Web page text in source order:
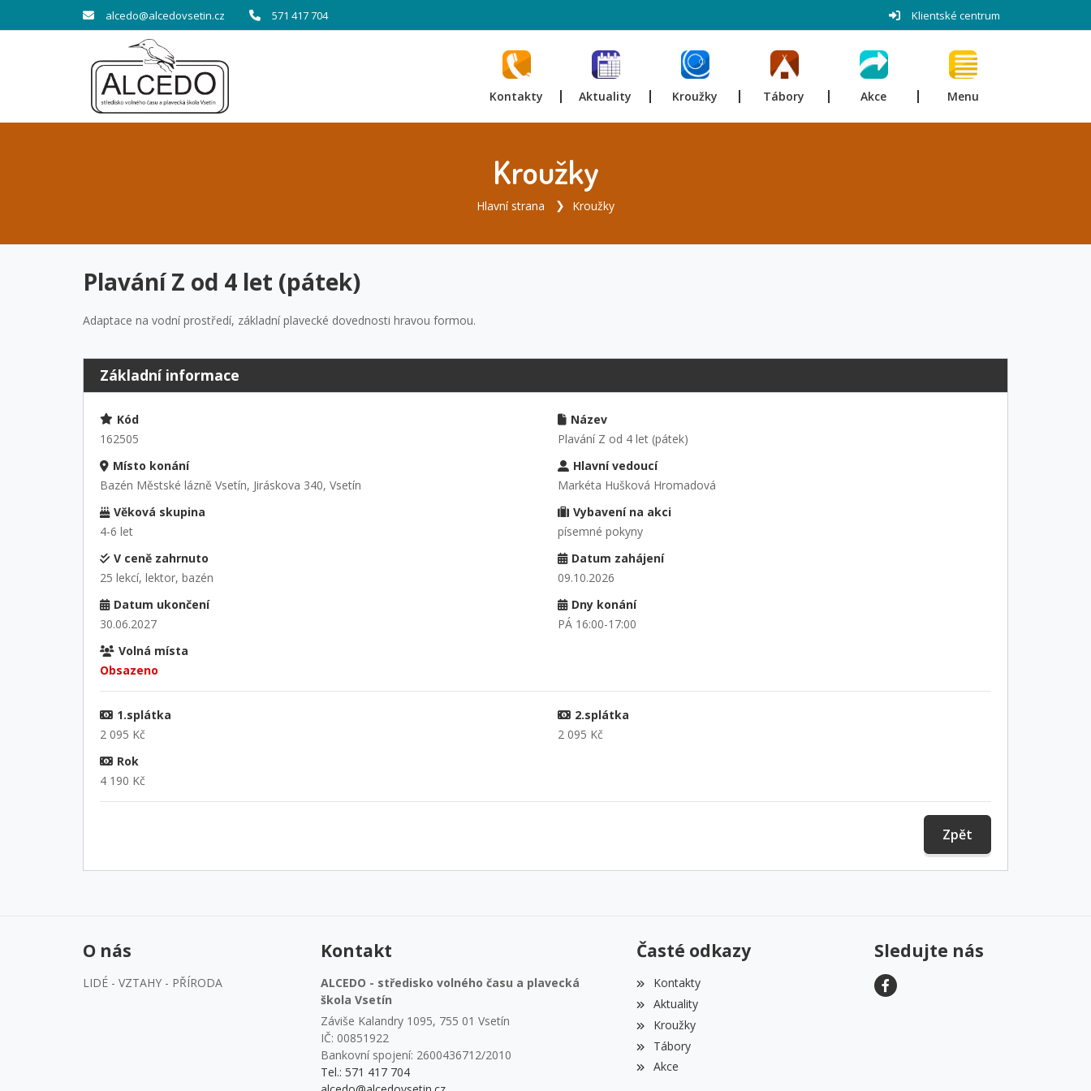
alcedo@alcedovsetin.cz 571 417 704 Klientské centrum
Kontakty Aktuality Kroužky Tábory Akce Menu
Kroužky
Hlavní strana Kroužky
Plavání Z od 4 let (pátek)
Adaptace na vodní prostředí, základní plavecké dovednosti hravou formou.
Základní informace
Kód
162505
Název
Plavání Z od 4 let (pátek)
Místo konání
Bazén Městské lázně Vsetín, Jiráskova 340, Vsetín
Hlavní vedoucí
Markéta Hušková Hromadová
Věková skupina
4-6 let
Vybavení na akci
písemné pokyny
V ceně zahrnuto
25 lekcí, lektor, bazén
Datum zahájení
09.10.2026
Datum ukončení
30.06.2027
Dny konání
PÁ 16:00-17:00
Volná místa
Obsazeno
1.splátka
2 095 Kč
2.splátka
2 095 Kč
Rok
4 190 Kč
Zpět
O nás
LIDÉ - VZTAHY - PŘÍRODA
Kontakt
ALCEDO - středisko volného času a plavecká
škola Vsetín
Záviše Kalandry 1095, 755 01 Vsetín
IČ: 00851922
Bankovní spojení: 2600436712/2010
Tel.: 571 417 704
Časté odkazy
Kontakty
Aktuality
Kroužky
Tábory
Akce
Sledujte nás